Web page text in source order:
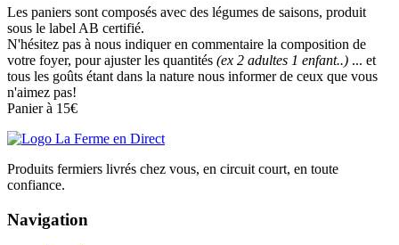
Les paniers sont composés avec des légumes de saisons, produit
sous le label AB certifié.
N'hésitez pas à nous indiquer en commentaire la composition de
votre foyer, pour ajuster les quantités (ex 2 adultes 1 enfant..) ... et
tous les goûts étant dans la nature nous informer de ceux que vous
n'aimez pas!
Panier à 15€
Produits fermiers livrés chez vous, en circuit court, en toute
confiance.
Navigation